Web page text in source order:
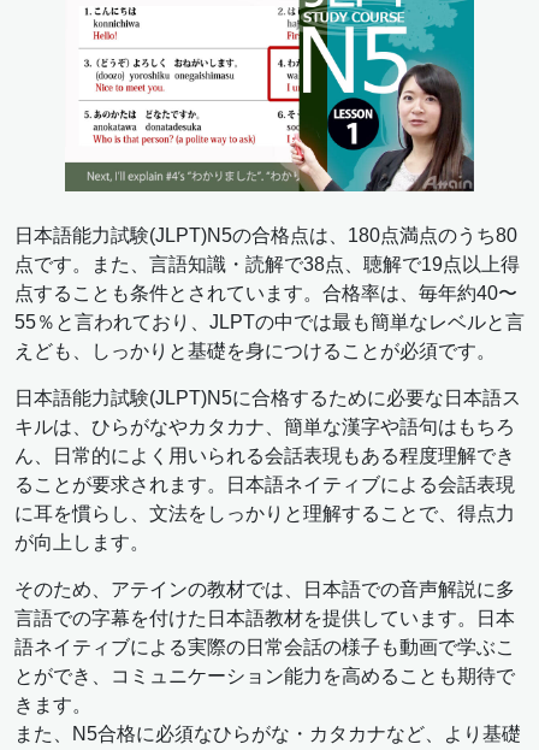
日本語能力試験(JLPT)N5の合格点は、180点満点のうち80
点です。また、言語知識・読解で38点、聴解で19点以上得
点することも条件とされています。合格率は、毎年約40〜
55％と言われており、JLPTの中では最も簡単なレベルと言
えども、しっかりと基礎を身につけることが必須です。
日本語能力試験(JLPT)N5に合格するために必要な日本語ス
キルは、ひらがなやカタカナ、簡単な漢字や語句はもちろ
ん、日常的によく用いられる会話表現もある程度理解でき
ることが要求されます。日本語ネイティブによる会話表現
に耳を慣らし、文法をしっかりと理解することで、得点力
が向上します。
そのため、アテインの教材では、日本語での音声解説に多
言語での字幕を付けた日本語教材を提供しています。日本
語ネイティブによる実際の日常会話の様子も動画で学ぶこ
とができ、コミュニケーション能力を高めることも期待で
きます。
また、N5合格に必須なひらがな・カタカナなど、より基礎